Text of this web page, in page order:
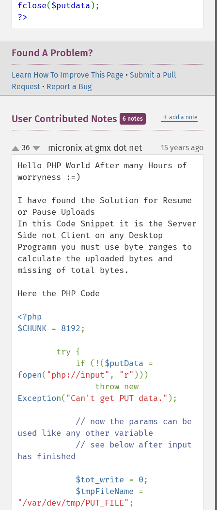
fclose($putdata
?>
Found A Problem?
Learn How To Improve This Page • Submit a Pull
Request • Report a Bug
＋ add a note
User Contributed Notes 6 notes
up
down
36 micronix at gmx dot net¶ 15 years ago
Hello PHP World After many Hours of
worryness :=)
I have found the Solution for Resume
or Pause Uploads
In this Code Snippet it is the Server
Side not Client on any Desktop
Programm you must use byte ranges to
calculate the uploaded bytes and
missing of total bytes.
Here the PHP Code
<?php
$CHUNK = 8192;
            if (!(
$putData
fopen( "php://input" , "r" )))
Exception( "Can't get PUT data." );
// now the params can be
used like any other variable
has finished
$tot_write = 0;
$tmpFileName
"/var/dev/tmp/PUT_FILE" ;